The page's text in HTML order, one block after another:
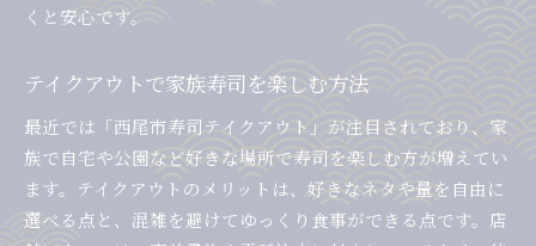
くと安心です。
テイクアウトで家族寿司を楽しむ方法
最近では「西尾市寿司テイクアウト」が注目されており、家
族で自宅や公園など好きな場所で寿司を楽しむ方が増えてい
ます。テイクアウトのメリットは、好きなネタや量を自由に
選べる点と、混雑を避けてゆっくり食事ができる点です。店